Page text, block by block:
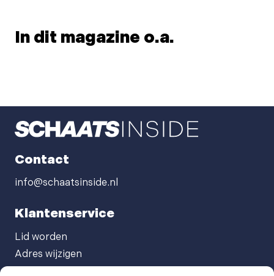
In dit magazine o.a.
Contact
info@schaatsinside.nl
Klantenservice
Lid worden
Adres wijzigen